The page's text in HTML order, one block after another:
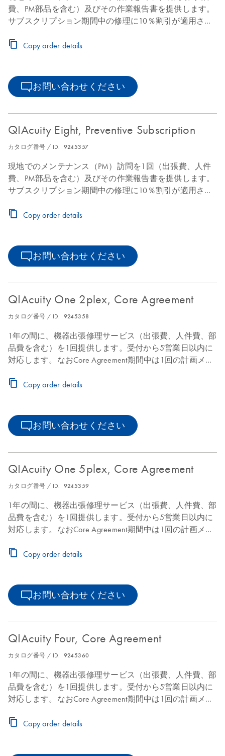
費、PM部品を含む）及びその作業報告書を提供します。
サブスクリプション期間中の修理に10％割引が適用され
Copy order details
お問い合わせください
QIAcuity Eight, Preventive Subscription
カタログ番号 / ID. 9245357
現地でのメンテナンス（PM）訪問を1回（出張費、人件
費、PM部品を含む）及びその作業報告書を提供します。
サブスクリプション期間中の修理に10％割引が適用され
Copy order details
お問い合わせください
QIAcuity One 2plex, Core Agreement
カタログ番号 / ID. 9245358
1年の間に、機器出張修理サービス（出張費、人件費、部
品費を含む）を1回提供します。受付から5営業日以内に
対応します。なおCore Agreement期間中は1回の計画メン
Copy order details
お問い合わせください
QIAcuity One 5plex, Core Agreement
カタログ番号 / ID. 9245359
1年の間に、機器出張修理サービス（出張費、人件費、部
品費を含む）を1回提供します。受付から5営業日以内に
対応します。なおCore Agreement期間中は1回の計画メン
Copy order details
お問い合わせください
QIAcuity Four, Core Agreement
カタログ番号 / ID. 9245360
1年の間に、機器出張修理サービス（出張費、人件費、部
品費を含む）を1回提供します。受付から5営業日以内に
対応します。なおCore Agreement期間中は1回の計画メン
Copy order details